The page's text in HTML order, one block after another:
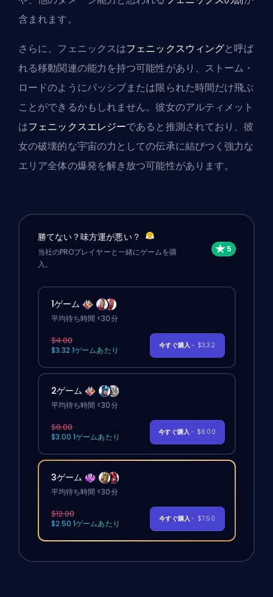
含まれます。
さらに、フェニックスはフェニックスウィングと呼ば
れる移動関連の能力を持つ可能性があり、ストーム・
ロードのようにパッシブまたは限られた時間だけ飛ぶ
ことができるかもしれません。彼女のアルティメット
はフェニックスエレジーであると推測されており、彼
女の破壊的な宇宙の力としての伝承に結びつく強力な
エリア全体の爆発を解き放つ可能性があります。
勝てない？味方運が悪い？
当社のPROプレイヤーと一緒にゲームを購
入。
1ゲーム
平均待ち時間 <30分
$4.00
$3.32 1ゲームあたり
今すぐ購入- $3.32
2ゲーム
平均待ち時間 <30分
$8.00
$3.00 1ゲームあたり
今すぐ購入- $6.00
3ゲーム
平均待ち時間 <30分
$12.00
$2.50 1ゲームあたり
今すぐ購入- $7.50